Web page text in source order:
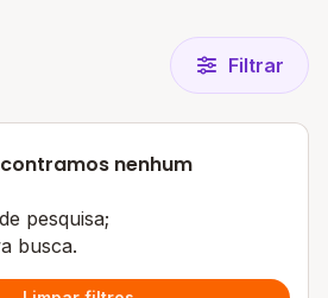
Filtrar
nenhum
pesquisa;
busca.